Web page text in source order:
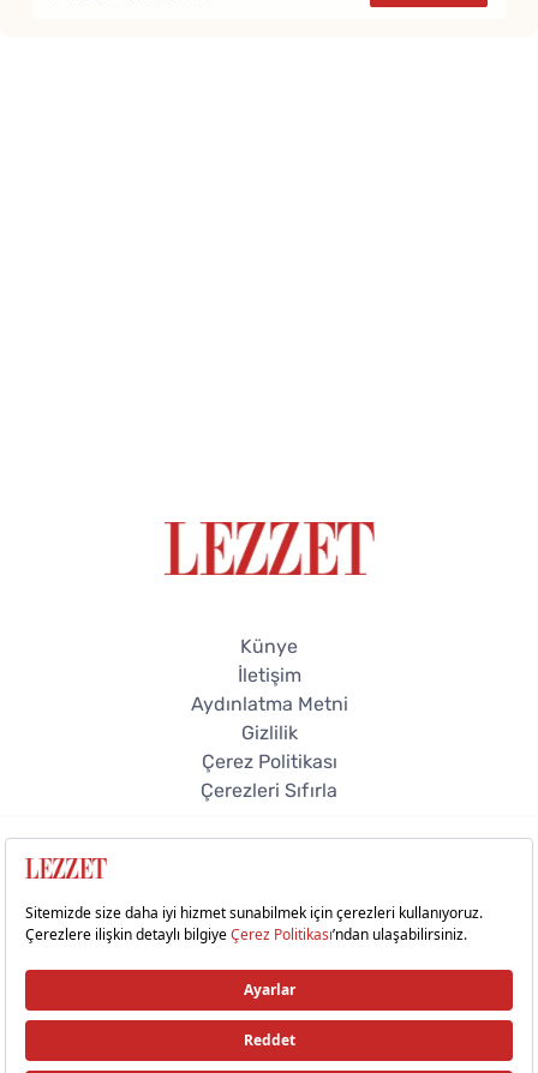
Künye
İletişim
Aydınlatma Metni
Gizlilik
Çerez Politikası
Çerezleri Sıfırla
© 2026 Lezzet Online. Tüm hakları saklıdır.